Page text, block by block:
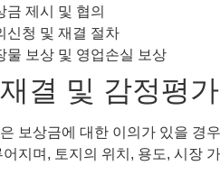
금 제시 및 협의
신청 및 재결 절차
물 보상 및 영업손실 보상
결 및 감정평가
보상금에 대한 이의가 있을 경
어지며, 토지의 위치, 용도, 시장